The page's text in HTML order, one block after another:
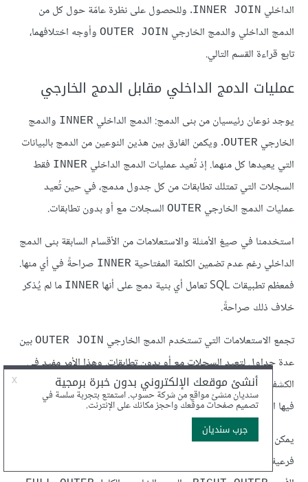
الداخلي INNER JOIN. وللحصول على نظرة عامّة حول كل من
الدمج الداخلي والدمج الخارجي OUTER JOIN وأوجه اختلافهما،
تابع قراءة القسم التالي.
عمليات الدمج الداخلي مقابل الدمج الخارجي
يوجد نوعان رئيسيان من بنى الدمج: الدمج الداخلي INNER والدمج
الخارجي OUTER. ويكمن الفارق بين هذين النوعين من الدمج بالبيانات
التي يعيدها كل منهما. إذ تُعيد عمليات الدمج الداخلي INNER فقط
السجلات التي تمتلك تطابقات من كل جدول مدمج، في حين تُعيد
عمليات الدمج الخارجي OUTER السجلات مع أو بدون تطابقات.
استخدمنا في صيغ الأمثلة والاستعلامات من الأقسام السابقة بنى الدمج
الداخلي رغم عدم تضمين الكلمة المفتاحية INNER صراحةً في أي منها.
فمعظم تطبيقات SQL تعامل أي بنية دمج على أنها
INNER ما لم يُذكر
خلاف ذلك صراحةً.
تجمع الاستعلامات التي تستخدم الدمج الخارجي OUTER JOIN بين
عدة جداول لتعيد السجلات مع أو بدون تطابقات. وهذا الأمر مفيد في
الكشف عن السجلات التي تنقصها بعض القيم، أو في الحالات التي تكون
فيها التطابقات الجزئية مقبولة.
يمكن تقسيم عمليات الدمج الخارجي
فرعية، وهي: الدمج الخارجي الأيسر